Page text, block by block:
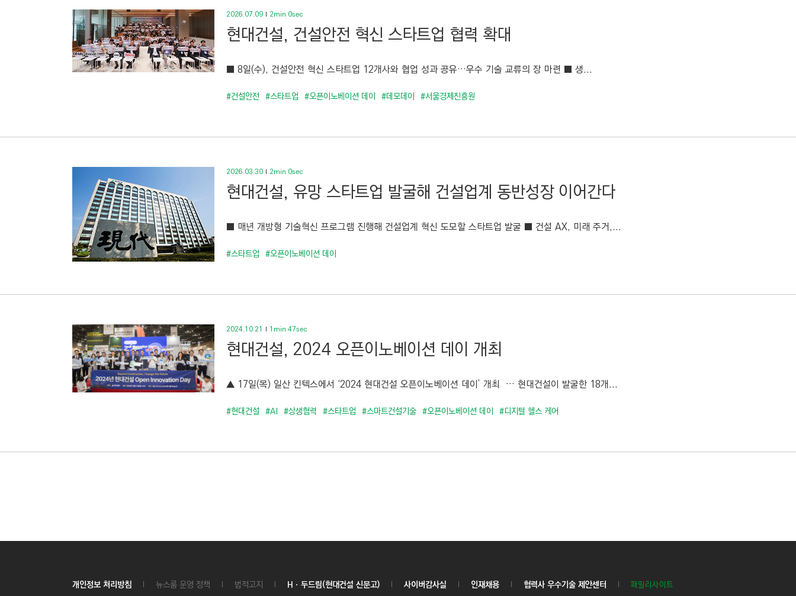
S
T
R
U
C
N
2026.07.09 2min 0sec
현대건설, 건설안전 혁신 스타트업 협력 확대
■ 8일(수), 건설안전 혁신 스타트업 12개사와 협업 성과 공유…우수 기술 교류의 장 마련 ■ 생...
#건설안전 #스타트업 #오픈이노베이션 데이 #데모데이 #서울경제진흥원
2026.03.30 2min 0sec
현대건설, 유망 스타트업 발굴해 건설업계 동반성장 이어간다
■ 매년 개방형 기술혁신 프로그램 진행해 건설업계 혁신 도모할 스타트업 발굴 ■ 건설 AX, 미래 주거,...
#스타트업 #오픈이노베이션 데이
2024.10.21 1min 47sec
현대건설, 2024 오픈이노베이션 데이 개최
▲ 17일(목) 일산 킨텍스에서 ‘2024 현대건설 오픈이노베이션 데이’ 개최 … 현대건설이 발굴한 18개...
#현대건설 #AI #상생협력 #스타트업 #스마트건설기술 #오픈이노베이션 데이 #디지털 헬스 케어
개인정보 처리방침 뉴스룸 운영 정책 법적고지 Hㆍ두드림(현대건설 신문고) 사이버감사실 인재채용 협력사 우수기술 제안센터 패밀리사이트